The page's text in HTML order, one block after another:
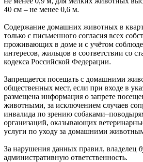
40 см – не менее 0,6 м.
Содержание домашних животных в
только с письменного согласия всех
проживающих в доме и с учётом
интересов, жильцов в соответствии со
кодекса Российской Федерации.
Запрещается посещать с домашними
общественных мест, если при входе в
размещена информация о запрете
животными, за исключением случаев
инвалида по зрению
организаций, оказывающих
услуги по уходу за домашними
За нарушения данных правил, владелец
административную ответственность.